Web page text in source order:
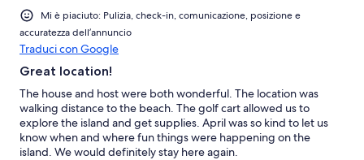
Mi è piaciuto: Pulizia, check-in, comunicazione, posizione e
accuratezza dell’annuncio
Traduci con Google
Great location!
The house and host were both wonderful. The location was
walking distance to the beach. The golf cart allowed us to
explore the island and get supplies. April was so kind to let us
know when and where fun things were happening on the
island. We would definitely stay here again.